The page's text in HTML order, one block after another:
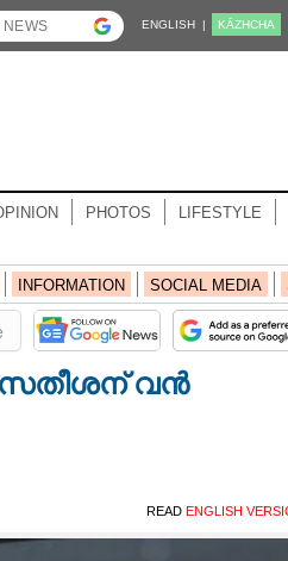
ENGLISH | KĀZHCHA
PHOTOS LIFESTYLE
INFORMATION SOCIAL MEDIA
സതീശന് വന്‍
READ ENGLISH